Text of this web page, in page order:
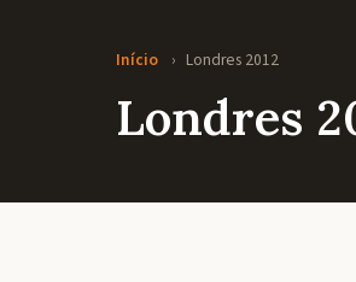
Início › Londres 2012
Londres